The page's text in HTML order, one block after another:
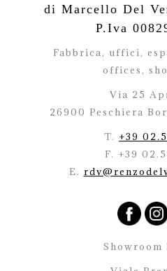
di Marcello Del
P.Iva
Fabbrica, uffici,
offices,
Via 25
26900 Peschiera
T. +39
F. +39
E.
Showroom